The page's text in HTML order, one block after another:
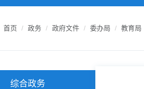
首页 政务 政府文件 委办局 教育局
综合政务